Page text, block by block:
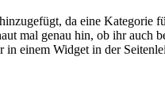
da eine Kategorie
mal genau hin, ob ihr auch
einem Widget in der